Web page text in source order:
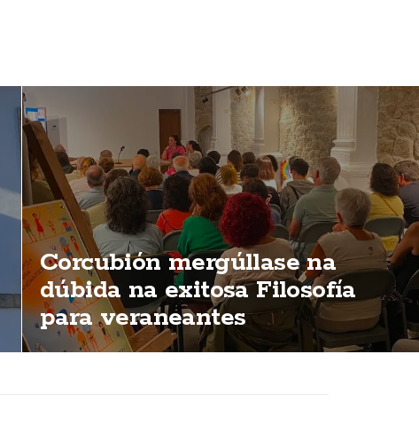
Corcubión mergúllase na
dúbida na exitosa Filosofía
para veraneantes